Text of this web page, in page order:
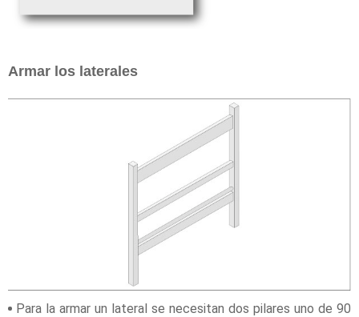
Armar los laterales
Para la armar un lateral se necesitan dos pilares uno de 90